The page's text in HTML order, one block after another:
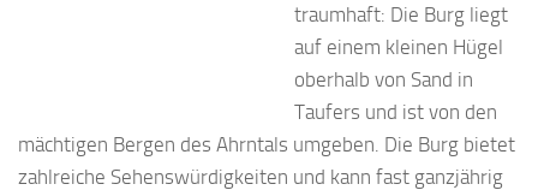
traumhaft: Die Burg liegt
auf einem kleinen Hügel
oberhalb von Sand in
Taufers und ist von den
mächtigen Bergen des Ahrntals umgeben. Die Burg bietet
zahlreiche Sehenswürdigkeiten und kann fast ganzjährig